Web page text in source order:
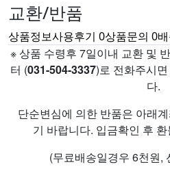
교환/반품
상품정보사용후기 0상품문의 0
※ 상품 수령후 7일이내 교환 및
터 (031-504-3337)로 전화주시
다.
단순변심에 의한 반품은 아래
기 바랍니다. 입금확인 후
(무료배송일경우 6천원,